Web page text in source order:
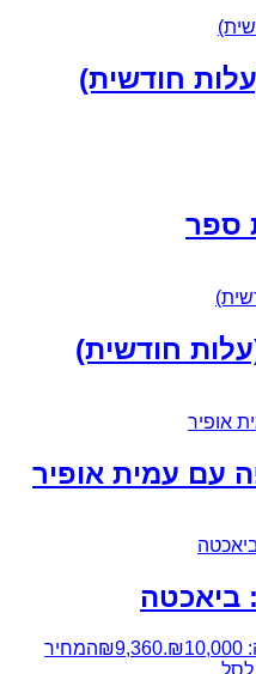
(עלות חודשית)
ספר
חודשית)
עם עמית אופיר
ביאכטה
₪9,360
המחיר